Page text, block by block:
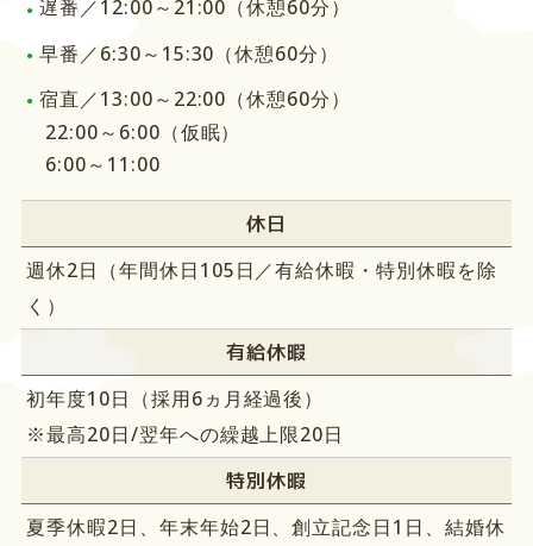
遅番／12:00～21:00（休憩60分）
早番／6:30～15:30（休憩60分）
宿直／13:00～22:00（休憩60分）
22:00～6:00（仮眠）
6:00～11:00
休日
週休2日（年間休日105日／有給休暇・特別休暇を除
く）
有給休暇
初年度10日（採用6ヵ月経過後）
※最高20日/翌年への繰越上限20日
特別休暇
夏季休暇2日、年末年始2日、創立記念日1日、結婚休